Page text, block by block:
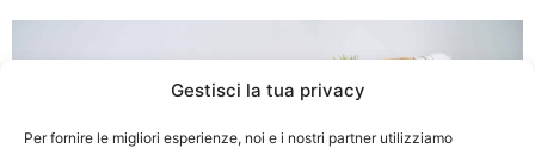
Gestisci la tua privacy
Per fornire le migliori esperienze, noi e i nostri partner utilizziamo